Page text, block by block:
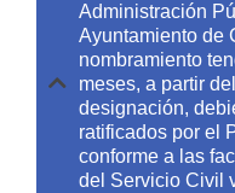
Administración
Ayuntamiento de
nombramiento
meses, a partir
designación,
ratificados por el
conforme a las
del Servicio Civil